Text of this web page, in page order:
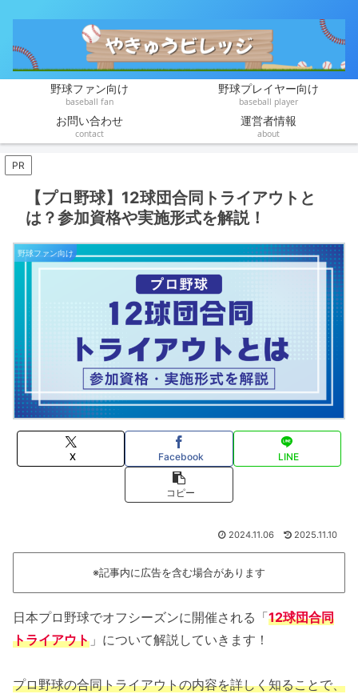
野球ファン向け
baseball fan
野球プレイヤー向け
baseball player
お問い合わせ
contact
運営者情報
about
PR
【プロ野球】12球団合同トライアウトと
は？参加資格や実施形式を解説！
野球ファン向け
X Facebook LINE
コピー
2024.11.06 2025.11.10
※記事内に広告を含む場合があります
日本プロ野球でオフシーズンに開催される「12球団合同
トライアウト 」について解説していきます！
プロ野球の合同トライアウトの内容を詳しく知ることで、